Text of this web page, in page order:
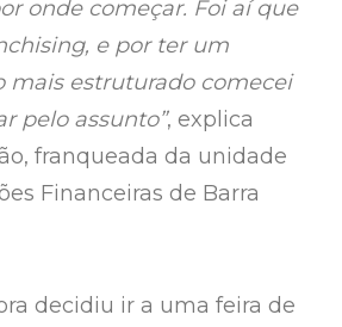
onde começar. Foi aí que
e por ter um
mais estruturado comecei
pelo assunto”, explica
franqueada da unidade
Financeiras de Barra
decidiu ir a uma feira de